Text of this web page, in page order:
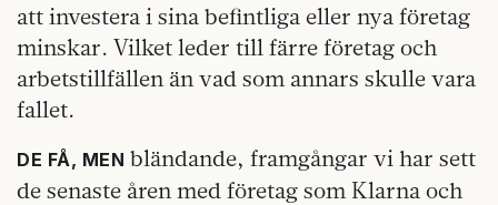
att investera i sina befintliga eller nya företag
minskar. Vilket leder till färre företag och
arbetstillfällen än vad som annars skulle vara
fallet.
DE FÅ, MEN bländande, framgångar vi har sett
de senaste åren med företag som Klarna och